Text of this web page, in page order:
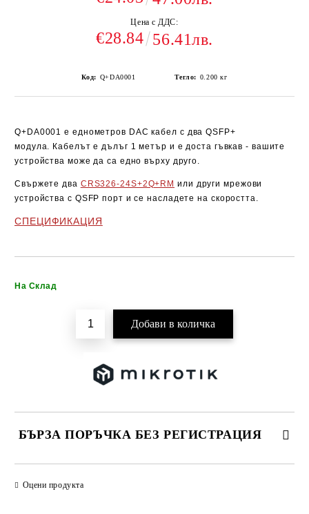
Цена с ДДС:
€28.84 56.41лв.
Код: Q+DA0001 Тегло: 0.200 кг
Q+DA0001 е еднометров DAC кабел с дваQSFP+
модула. Кабелът е дълъг 1 метър и е доста гъвкав - вашите
устройства може да са едно върху друго.
Свържете два CRS326-24S+2Q+RM или други мрежови
устройства с QSFP порт и се насладете на скоростта.
СПЕЦИФИКАЦИЯ
На Склад
БЪРЗА ПОРЪЧКА БЕЗ РЕГИСТРАЦИЯ
Оцени продукта